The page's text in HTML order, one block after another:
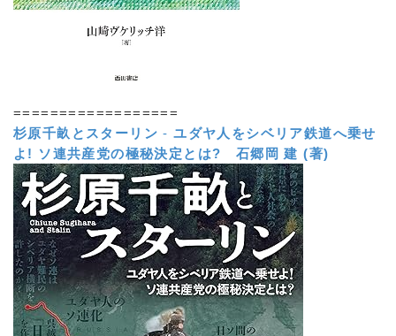
==================
杉原千畝とスターリン -ユダヤ人をシベリア鉄道へ乗せ
よ! ソ連共産党の極秘決定とは?
石郷岡 建 (著)